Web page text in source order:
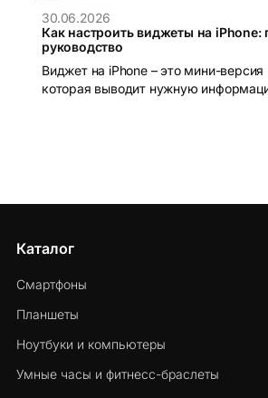
30.06.2026
Как настроить виджеты на iPhone:
руководство
Виджет на iPhone – это мини-
которая выводит нужную
Каталог
Смартфоны
Планшеты
Ноутбуки и компьютеры
Умные часы и фитнесс-браслеты